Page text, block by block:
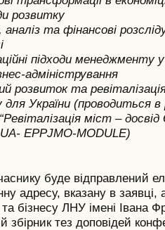
розвитку
аналіз та фінансові
підходи менеджменту
адміністрування
розвиток та
для України (проводиться
міст –
EPPJMO-MODULE)
буде відправлений
адресу, вказану в заявці,
бізнесу ЛНУ імені Івана
збірник тез доповідей